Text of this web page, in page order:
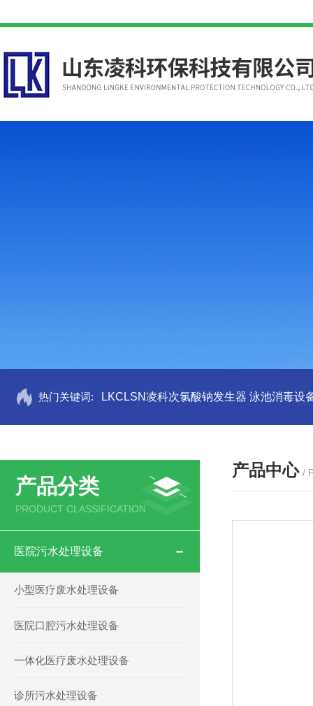
热门关键词: LKCLSN凌科次氯酸钠发生器 泳池消毒设
产品分类
PRODUCT CLASSIFICATION
医院污水处理设备
小型医疗废水处理设备
医院口腔污水处理设备
一体化医疗废水处理设备
诊所污水处理设备
产品中心 /